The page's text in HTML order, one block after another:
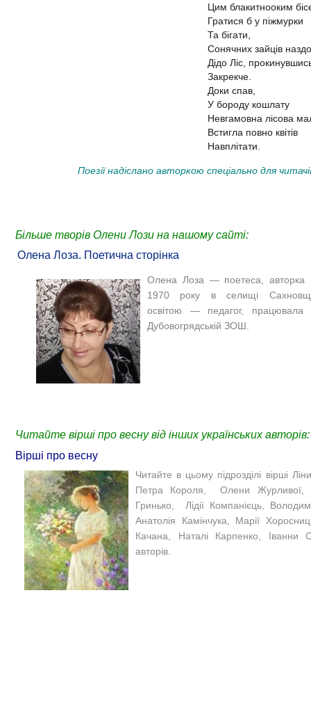
Цим блакитнооким
Гратися б у піжмурки
Та бігати,
Сонячних зайців
Дідо Ліс,
Закрекче.
Доки спав,
У бороду кошлату
Невгамовна лісова
Встигла повно квітів
Навплітати.
Поезії надіслано авторкою спеціально для
Більше творів Олени Лози на нашому сайті:
Олена Лоза. Поетична сторінка
Олена Лоза — поетеса, авторка
1970 року в селищі
освітою — педагог,
Дубовогрядській ЗОШ.
Читайте вірші про весну від інших українських авторів:
Вірші про весну
Читайте в цьому підрозділі вірші
Петра Короля, Олени Журливої,
Гринько, Лідії Компанієць,
Анатолія Камінчука, Марії
Качана, Наталі Карпенко, Іванни
авторів.